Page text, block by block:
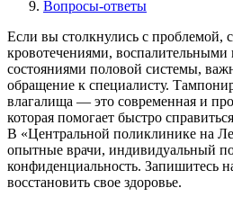
Вопросы-ответы
Если вы столкнулись с проблемой,
кровотечениями,
состояниями половой системы,
обращение к специалисту.
влагалища — это современная и
которая помогает быстро
В «Центральной поликлинике на
опытные врачи, индивидуальный
конфиденциальность. Запишитесь
восстановить свое здоровье.